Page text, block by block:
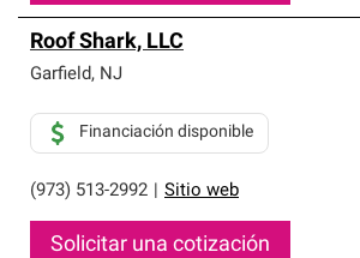
Roof Shark, LLC
Garfield, NJ
(973) 513-2992 Sitio web
Financiación disponible
Solicitar una cotización